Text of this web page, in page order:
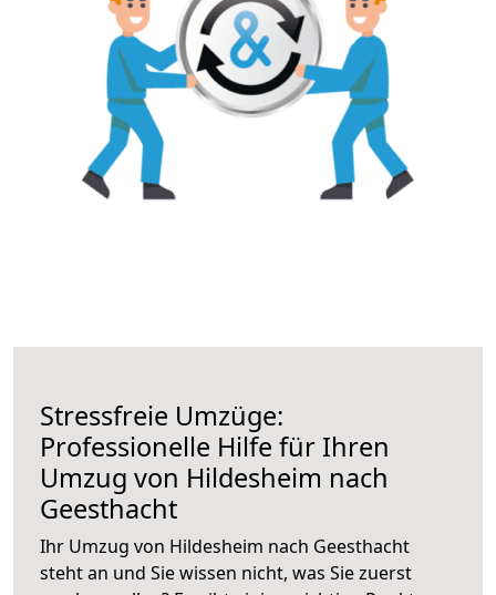
Stressfreie Umzüge:
Professionelle Hilfe für Ihren
Umzug von Hildesheim nach
Geesthacht
Ihr Umzug von Hildesheim nach Geesthacht
steht an und Sie wissen nicht, was Sie zuerst